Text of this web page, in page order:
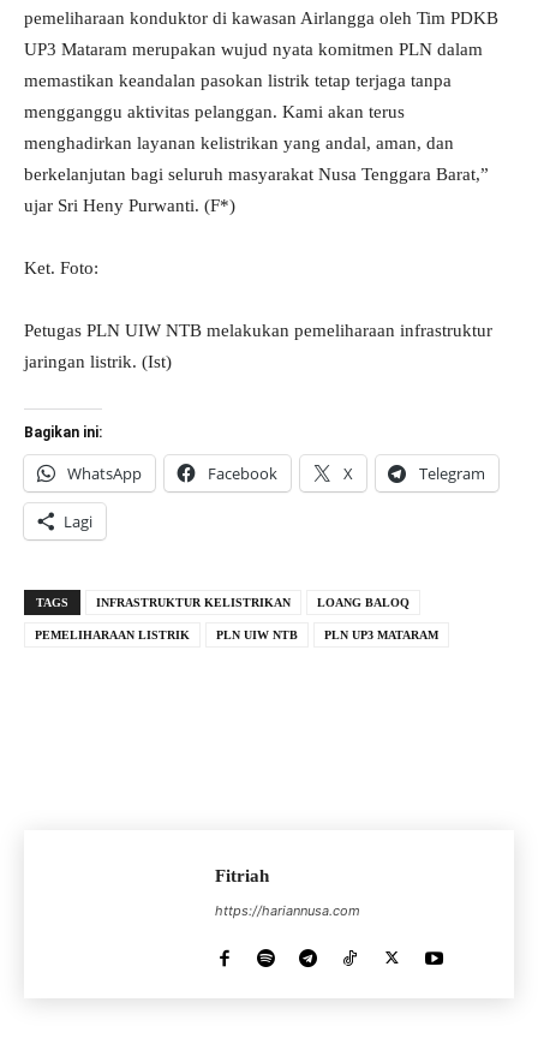
pemeliharaan konduktor di kawasan Airlangga oleh Tim PDKB
UP3 Mataram merupakan wujud nyata komitmen PLN dalam
memastikan keandalan pasokan listrik tetap terjaga tanpa
mengganggu aktivitas pelanggan. Kami akan terus
menghadirkan layanan kelistrikan yang andal, aman, dan
berkelanjutan bagi seluruh masyarakat Nusa Tenggara Barat,”
ujar Sri Heny Purwanti. (F*)
Ket. Foto:
Petugas PLN UIW NTB melakukan pemeliharaan infrastruktur
jaringan listrik. (Ist)
Bagikan ini:
WhatsApp Facebook X Telegram
Lagi
TAGS INFRASTRUKTUR KELISTRIKAN LOANG BALOQ
PEMELIHARAAN LISTRIK PLN UIW NTB PLN UP3 MATARAM
Fitriah
https://hariannusa.com